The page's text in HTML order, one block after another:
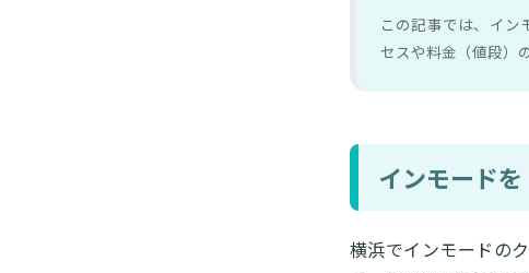
この記事では、イン
セスや料金（値段）
インモード
横浜でインモードの